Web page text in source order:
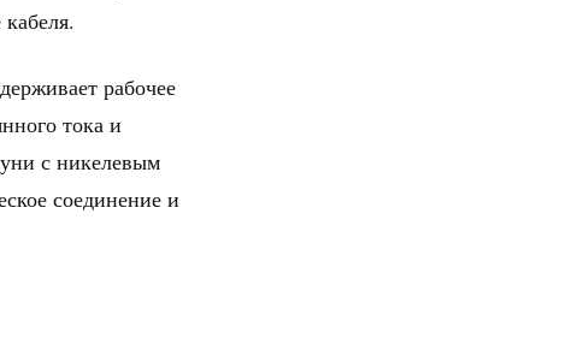
рабочее
тока и
с никелевым
соединение и